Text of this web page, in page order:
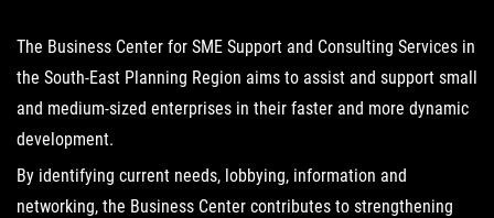
The Business Center for SME Support and Consulting Services in
the South-East Planning Region aims to assist and support small
and medium-sized enterprises in their faster and more dynamic
development.
By identifying current needs, lobbying, information and
networking, the Business Center contributes to strengthening